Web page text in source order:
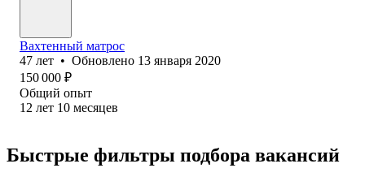
Вахтенный матрос
47 лет • Обновлено 13 января 2020
150 000 ₽
Общий опыт
12 лет 10 месяцев
Быстрые фильтры подбора вакансий